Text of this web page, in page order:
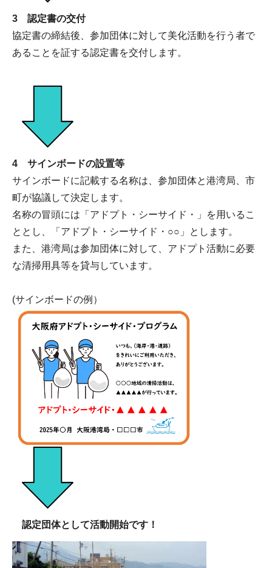
3 認定書の交付
協定書の締結後、参加団体に対して美化活動を行う者で
あることを証する認定書を交付します。
4 サインボードの設置等
サインボードに記載する名称は、参加団体と港湾局、市
町が協議して決定します。
名称の冒頭には「アドプト・シーサイド・」を用いるこ
ととし、「アドプト・シーサイド・○○」とします。
また、港湾局は参加団体に対して、アドプト活動に必要
な清掃用具等を貸与しています。
(サインボードの例）
認定団体として活動開始です！